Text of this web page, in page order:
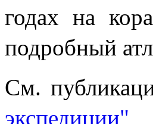
годах на
подробный
См.
экспедиции"